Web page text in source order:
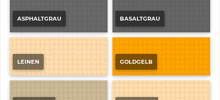
ASPHALTGRAU BASALTGRAU
LEINEN GOLDGELB